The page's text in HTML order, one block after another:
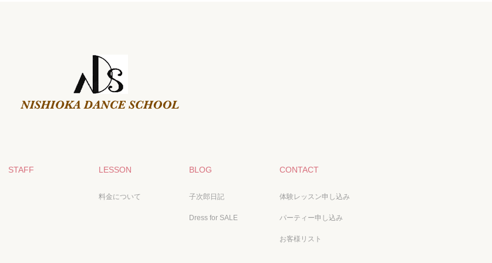
STAFF LESSON
料金について
BLOG
子次郎日記
Dress for SALE
CONTACT
体験レッスン申し込み
パーティー申し込み
お客様リスト